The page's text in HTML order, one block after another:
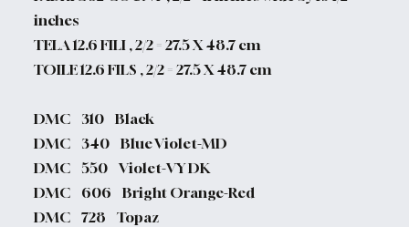
inches
TELA 12.6 FILI , 2/2 = 27.5 X 48.7 cm
TOILE 12.6 FILS , 2/2 = 27.5 X 48.7 cm
DMC 310 Black
DMC 340 Blue Violet-MD
DMC 550 Violet-VY DK
DMC 606 Bright Orange-Red
DMC 728 Topaz